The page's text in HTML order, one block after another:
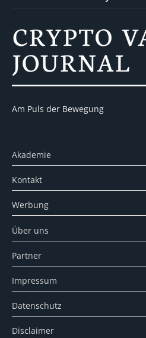
Am Puls der Bewegung
Akademie
Kontakt
Werbung
Über uns
Partner
Impressum
Datenschutz
Disclaimer